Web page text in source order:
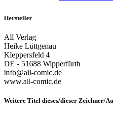
Hersteller
All Verlag
Heike Lüttgenau
Kleppersfeld 4
DE - 51688 Wipperfürth
info@all-comic.de
www.all-comic.de
Weitere Titel dieses/dieser Zeichner/